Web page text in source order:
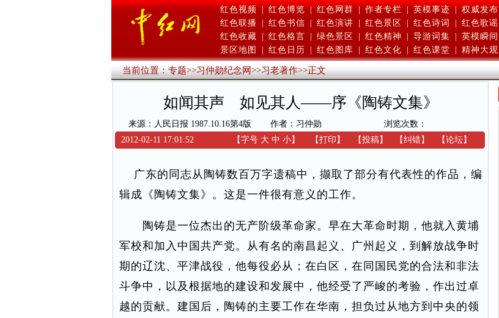
红色视频 | 红色博览 | 红色网群 | 作者专栏 | 英模事迹 | 权威发布
红色联播
红色书信 红色演讲 红色景区 红色诗词 红色歌谣
红色收藏
红色格言 绿色景区 红色精神 导游词集 英模瞬间
景区地图
红色日历 红色图库 红色文化 红色课堂 精神大观
当前位置：专题>>习仲勋纪念网>>习老著作>>正文
如闻其声 如见其人——序《陶铸文集》
来源：人民日报 1987.10.16第4版 作者：习仲勋
浏览次数：
2012-02-11 17:01:52
【字号 大 中 小】 【打印 】 【投稿】 【纠错】 【论坛】
广东的同志从陶铸数百万字遗稿中，撷取了部分有代表性的作品，编
辑成《陶铸文集》。这是一件很有意义的工作。
陶铸是一位杰出的无产阶级革命家。早在大革命时期，他就入黄埔
军校和加入中国共产党。从有名的南昌起义、广州起义，到解放战争时
期的辽沈、平津战役，他每役必从；在白区，在同国民党的合法和非法
斗争中，以及根据地的建设和发展中，他经受了严峻的考验，作出过卓
越的贡献。建国后，陶铸的主要工作在华南，担负过从地方到中央的领